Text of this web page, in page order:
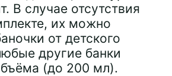
В случае отсутствия
их можно
от детского
другие банки
(до 200 мл).